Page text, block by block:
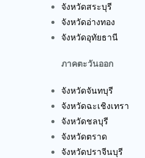
จังหวัดสระบุรี
จังหวัดอ่างทอง
จังหวัดอุทัยธานี
ภาคตะวันออก
จังหวัดจันทบุรี
จังหวัดฉะเชิงเทรา
จังหวัดชลบุรี
จังหวัดตราด
จังหวัดปราจีนบุรี